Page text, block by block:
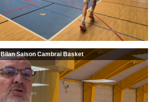
Bilan Saison Cambrai Basket